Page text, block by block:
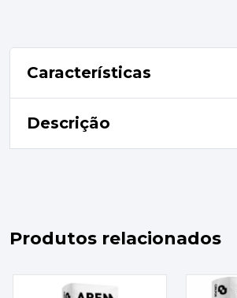
Características
Descrição
Produtos relacionados